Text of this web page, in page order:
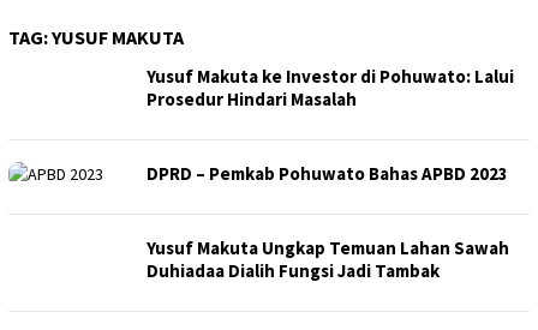
TAG:YUSUF MAKUTA
Yusuf Makuta ke Investor di Pohuwato: Lalui
Prosedur Hindari Masalah
DPRD – Pemkab Pohuwato Bahas APBD 2023
Yusuf Makuta Ungkap Temuan Lahan Sawah
Duhiadaa Dialih Fungsi Jadi Tambak